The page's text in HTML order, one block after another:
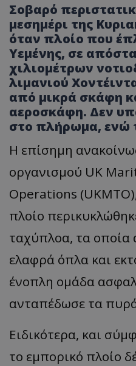
Σοβαρό
μεσημέρι της
όταν πλοίο που
Υεμένης, σε
χιλιομέτρων
λιμανιού
από μικρά σκάφη
αεροσκάφη. Δεν
στο πλήρωμα, ενώ
Η επίσημη
οργανισμού UK
Operations
πλοίο
ταχύπλοα, τα οποία
ελαφρά όπλα και
ένοπλη ομάδα
ανταπέδωσε τα
Ειδικότερα, και
το εμπορικό πλοίο